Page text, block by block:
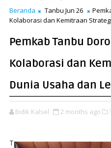
Beranda Tanbu Jun 26
Kolaborasi dan Kemitraan
Pemkab Tanbu
Kolaborasi dan
Dunia Usaha dan
Bidik Kalsel 2 months ago
T